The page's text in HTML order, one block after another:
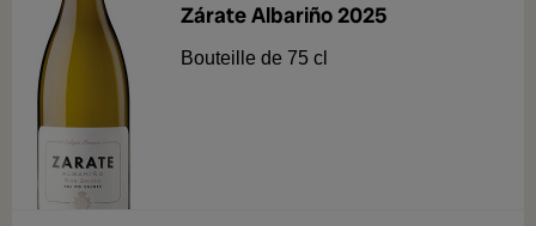
Zárate Albariño 2025
Bouteille de 75 cl